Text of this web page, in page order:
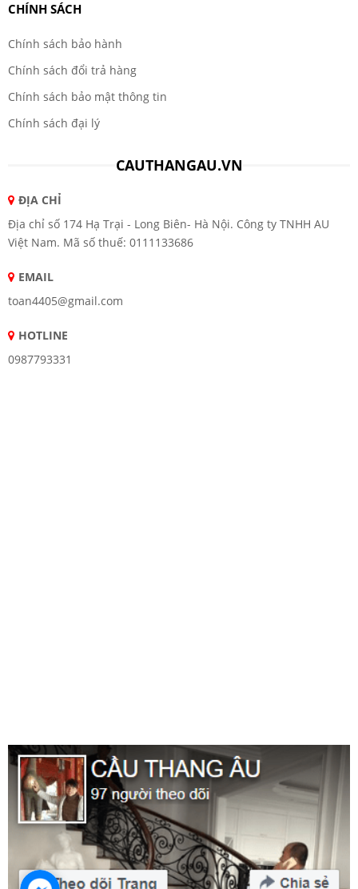
CHÍNH SÁCH
Chính sách bảo hành
Chính sách đổi trả hàng
Chính sách bảo mật thông tin
Chính sách đại lý
CAUTHANGAU.VN
ĐỊA CHỈ
Địa chỉ số 174 Hạ Trại - Long Biên- Hà Nội. Công ty TNHH AU
Việt Nam. Mã số thuế: 0111133686
EMAIL
toan4405@gmail.com
HOTLINE
0987793331